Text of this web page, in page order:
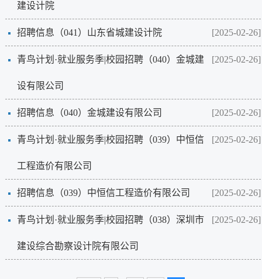
建设计院
[2025-02-26]
招聘信息（041）山东省城建设计院
[2025-02-26]
青鸟计划·就业服务季|校园招聘（040）金城建
设有限公司
[2025-02-26]
招聘信息（040）金城建设有限公司
[2025-02-26]
青鸟计划·就业服务季|校园招聘（039）中恒信
工程造价有限公司
[2025-02-26]
招聘信息（039）中恒信工程造价有限公司
[2025-02-26]
青鸟计划·就业服务季|校园招聘（038）深圳市
建设综合勘察设计院有限公司